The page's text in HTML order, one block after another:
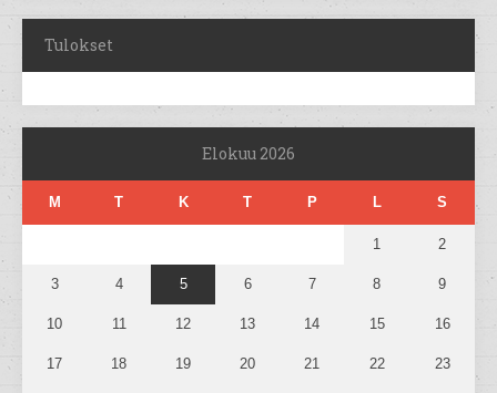
Tulokset
Elokuu 2026
M T K T P L S
1 2
3 4 5 6 7 8 9
10 11 12 13 14 15 16
17 18 19 20 21 22 23